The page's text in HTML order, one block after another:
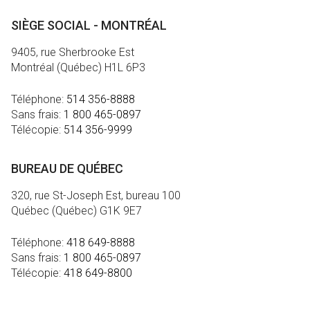
SIÈGE SOCIAL - MONTRÉAL
9405, rue Sherbrooke Est
Montréal (Québec) H1L 6P3
Téléphone: 514 356-8888
Sans frais: 1 800 465-0897
Télécopie: 514 356-9999
BUREAU DE QUÉBEC
320, rue St-Joseph Est, bureau 100
Québec (Québec) G1K 9E7
Téléphone: 418 649-8888
Sans frais: 1 800 465-0897
Télécopie: 418 649-8800